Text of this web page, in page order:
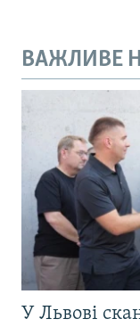
ВАЖЛИВЕ
У Львові